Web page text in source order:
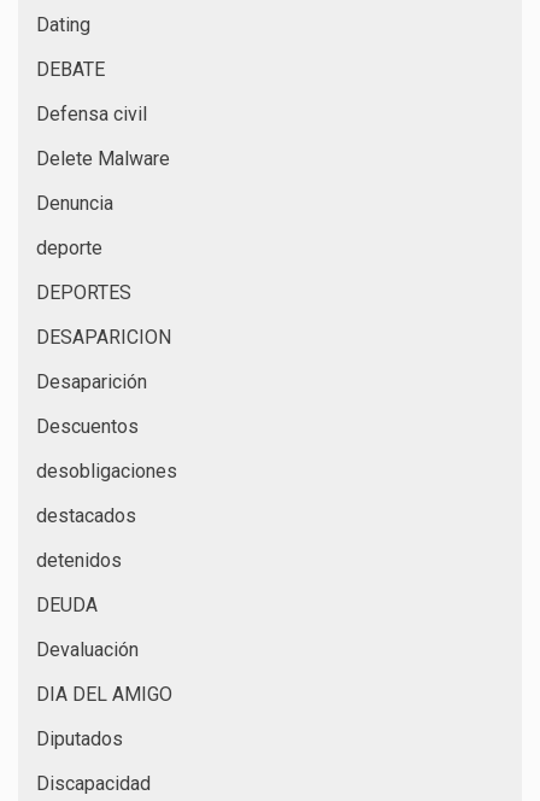
Dating
DEBATE
Defensa civil
Delete Malware
Denuncia
deporte
DEPORTES
DESAPARICION
Desaparición
Descuentos
desobligaciones
destacados
detenidos
DEUDA
Devaluación
DIA DEL AMIGO
Diputados
Discapacidad